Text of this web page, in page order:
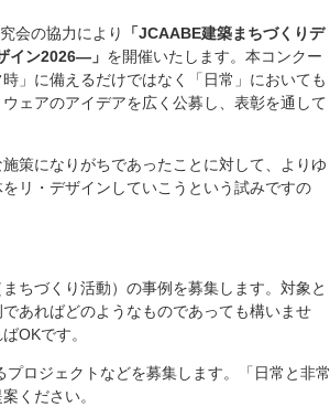
会の協力により
「JCAABE建築まちづくりデ
イン2026―」 を開催いたします。本コンクー
」に備えるだけではなく「日常」においても
ェアのアイデアを広く公募し、表彰を通して
策になりがちであったことに対して、よりゆ
リ・デザインしていこうという試みですの
ちづくり活動）の事例を募集します。対象と
あればどのようなものであっても構いませ
OKです。
ロジェクトなどを募集します。「日常と非常
ください。